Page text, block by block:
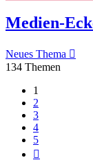
Medien-
Neues Thema
134 Themen
1
2
3
4
5